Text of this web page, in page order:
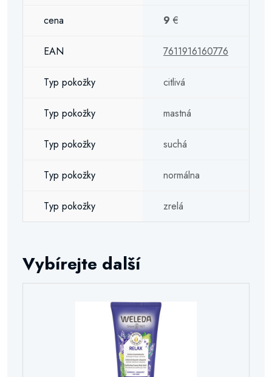
cena 9 €
EAN 7611916160776
Typ pokožky citlivá
Typ pokožky mastná
Typ pokožky suchá
Typ pokožky normálna
Typ pokožky zrelá
Vybírejte další